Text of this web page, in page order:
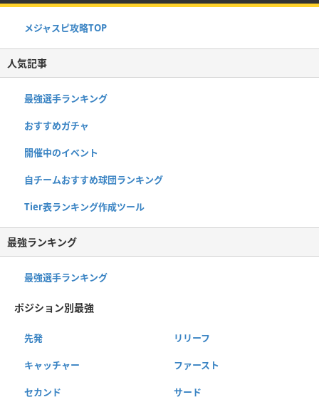
メジャスピ攻略TOP
人気記事
最強選手ランキング
おすすめガチャ
開催中のイベント
自チームおすすめ球団ランキング
Tier表ランキング作成ツール
最強ランキング
最強選手ランキング
ポジション別最強
先発 リリーフ
キャッチャー ファースト
セカンド サード